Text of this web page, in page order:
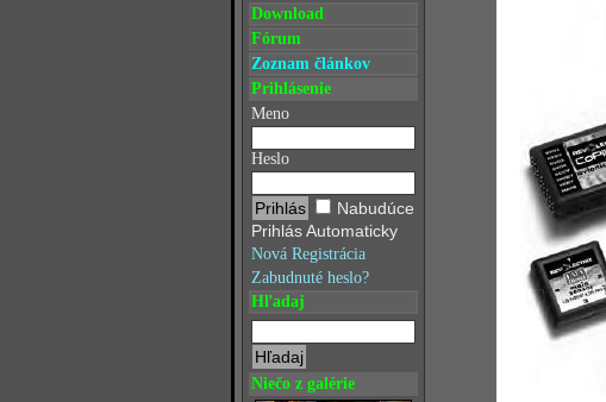
Download
Fórum
Zoznam článkov
Prihlásenie
Meno
Heslo
Nabudúce
Prihlás Automaticky
Nová Registrácia
Zabudnuté heslo?
Hľadaj
Niečo z galérie